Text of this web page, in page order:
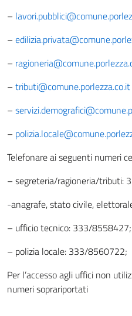
–
–
–
– tributi@comune.porlezza.co.it
–
–
Telefonare ai seguenti numeri
– segreteria/ragioneria/tributi:
-anagrafe, stato civile,
– ufficio tecnico: 333/8558427;
– polizia locale: 333/8560722;
Per l’accesso agli uffici non
numeri soprariportati